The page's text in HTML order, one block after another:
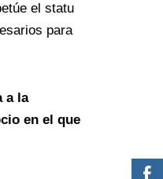
el statu
para
a la
en el que